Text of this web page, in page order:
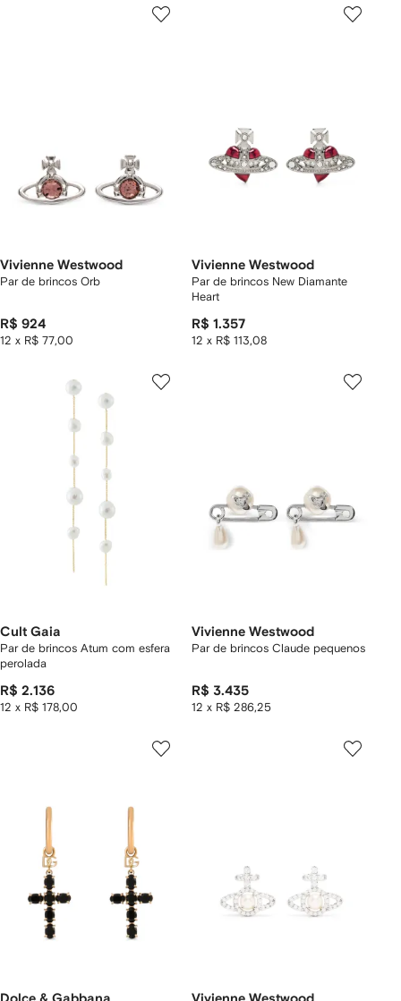
Vivienne Westwood
Par de brincos Orb
R$ 924
12 x R$ 77,00
Vivienne Westwood
Par de brincos New Diamante
Heart
R$ 1.357
12 x R$ 113,08
Cult Gaia
Par de brincos Atum com esfera
perolada
R$ 2.136
12 x R$ 178,00
Vivienne Westwood
Par de brincos Claude pequenos
R$ 3.435
12 x R$ 286,25